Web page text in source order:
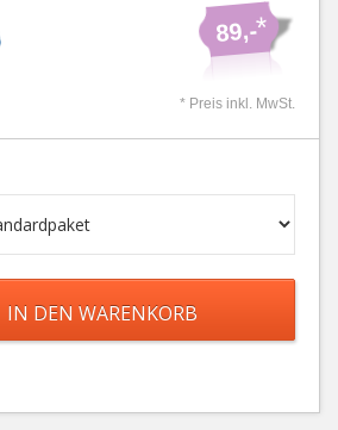
89,-*
* Preis inkl. MwSt.